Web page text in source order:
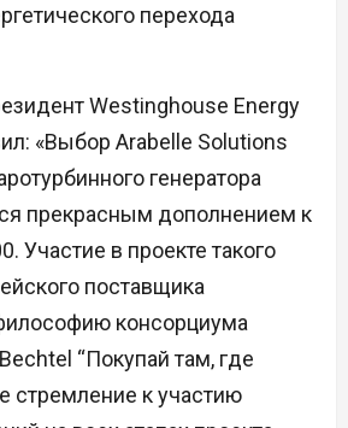
перехода
Westinghouse Energy
«Выбор Arabelle Solutions
генератора
прекрасным дополнением к
Участие в проекте такого
поставщика
консорциума
“Покупай там, где
стремление к участию